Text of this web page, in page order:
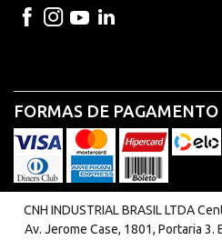
FORMAS DE PAGAMENTO
CNH INDUSTRIAL BRASIL LTDA
Av. Jerome Case, 1801, Portaria 3.